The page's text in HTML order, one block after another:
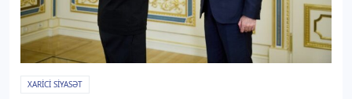
XARICI SIYASƏT